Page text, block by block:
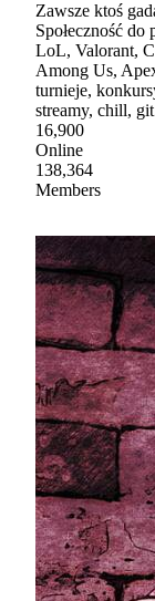
Zawsze ktoś
Społeczność
LoL, Valorant,
Among Us,
turnieje,
streamy, chill,
16,900
Online
138,364
Members